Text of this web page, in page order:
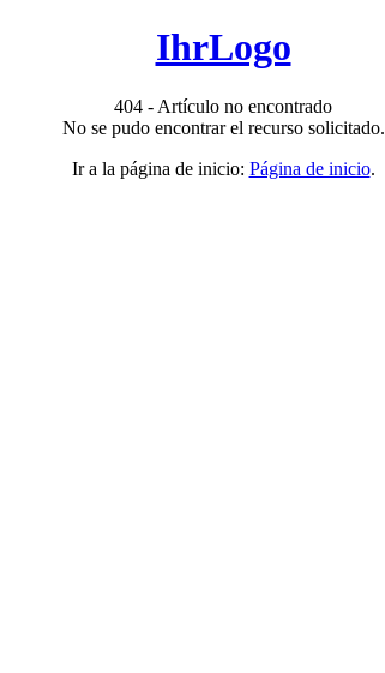
IhrLogo
404 - Artículo no encontrado
No se pudo encontrar el recurso solicitado.
Ir a la página de inicio: Página de inicio.